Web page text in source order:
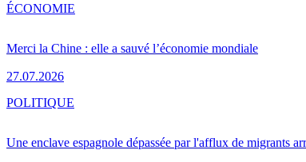
Merci la Chine : elle a sauvé l’économie mondiale
27.07.2026
ÉCONOMIE
Une enclave espagnole dépassée par l'afflux de migrants
POLITIQUE